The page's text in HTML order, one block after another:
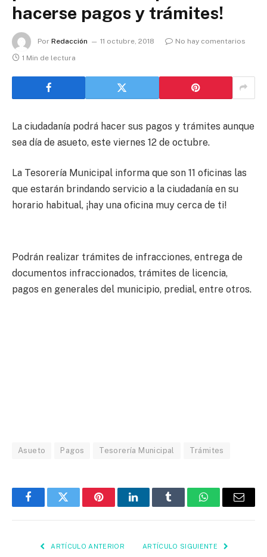
hacerse pagos y trámites!
Por Redacción 11 octubre, 2018
No hay comentarios
1 Min de lectura
La ciudadanía podrá hacer sus pagos y trámites aunque
sea día de asueto, este viernes 12 de octubre.
La Tesorería Municipal informa que son 11 oficinas las
que estarán brindando servicio a la ciudadanía en su
horario habitual, ¡hay una oficina muy cerca de ti!
Podrán realizar trámites de infracciones, entrega de
documentos infraccionados, trámites de licencia,
pagos en generales del municipio, predial, entre otros.
Asueto Pagos Tesorería Municipal Trámites
FacebookTwitter PinterestLinkedInTumblr WhatsAppEmail
ARTÍCULO ANTERIOR ARTÍCULO SIGUIENTE